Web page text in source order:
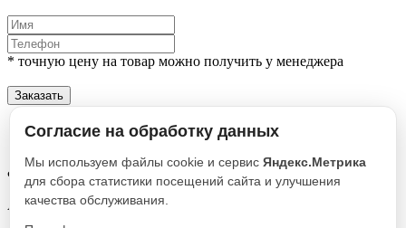
* точную цену на товар можно получить у менеджера
Заказать
Описание
Фильтр масляный для а/м 3110,3302 дв. 402 ЦИТРОН
Артикул
Согласие на обработку данных
Мы используем файлы cookie и сервис Яндекс.Метрика
для сбора статистики посещений сайта и улучшения
качества обслуживания.